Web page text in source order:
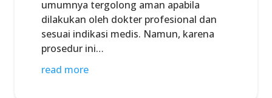
umumnya tergolong aman apabila
dilakukan oleh dokter profesional dan
sesuai indikasi medis. Namun, karena
prosedur ini…
read more